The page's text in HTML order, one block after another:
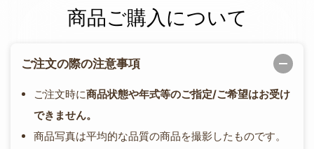
商品ご購入について
ご注文の際の注意事項
ご注文時に商品状態や年式等のご指定/ご希望はお受け
できません。
商品写真は平均的な品質の商品を撮影したものです。